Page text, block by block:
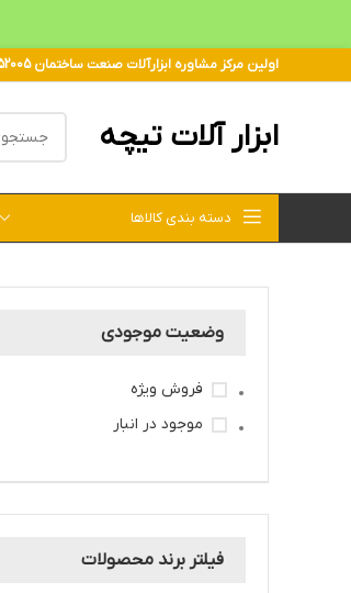
اولین مرکز مشاوره ابزارآلات صنعت ساختمان 09021152005
ابزار آلات تیچه
دسته بندی کالاها
وضعیت موجودی
فروش ویژه
موجود در انبار
فیلتر برند محصولات